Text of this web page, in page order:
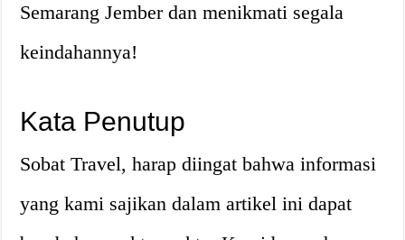
Semarang Jember dan menikmati segala
keindahannya!
Kata Penutup
Sobat Travel, harap diingat bahwa informasi
yang kami sajikan dalam artikel ini dapat